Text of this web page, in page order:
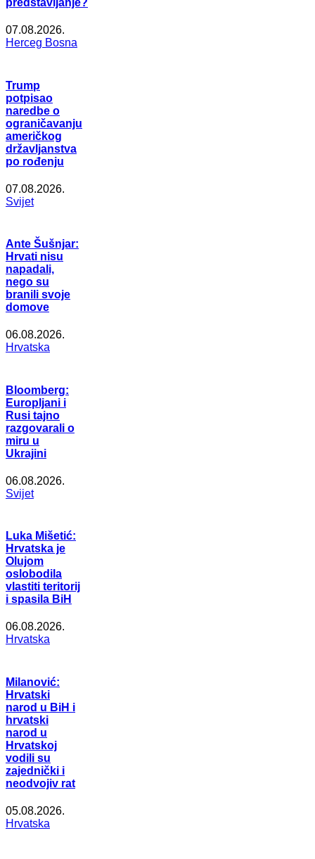
predstavljanje?
07.08.2026.
Herceg Bosna
Trump
potpisao
naredbe o
ograničavanju
američkog
državljanstva
po rođenju
07.08.2026.
Svijet
Ante Šušnjar:
Hrvati nisu
napadali,
nego su
branili svoje
domove
06.08.2026.
Hrvatska
Bloomberg:
Europljani i
Rusi tajno
razgovarali o
miru u
Ukrajini
06.08.2026.
Svijet
Luka Mišetić:
Hrvatska je
Olujom
oslobodila
vlastiti teritorij
i spasila BiH
06.08.2026.
Hrvatska
Milanović:
Hrvatski
narod u BiH i
hrvatski
narod u
Hrvatskoj
vodili su
zajednički i
neodvojiv rat
05.08.2026.
Hrvatska